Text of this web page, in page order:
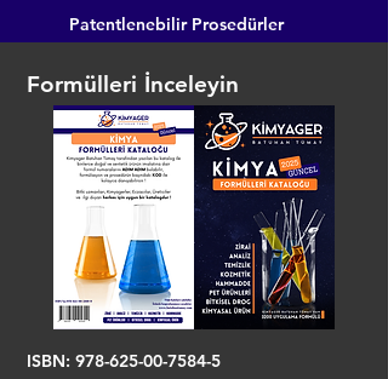
Patentlenebilir Prosedürler
Formülleri İnceleyin
ISBN: 978-625-00-7584-5